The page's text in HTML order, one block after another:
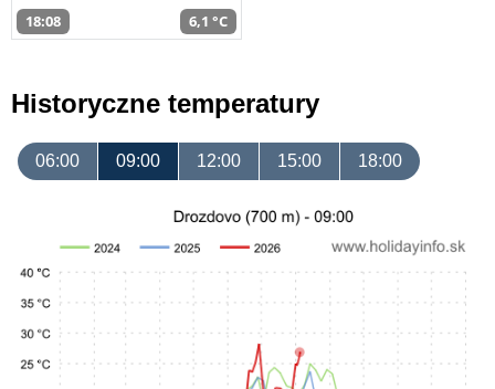
18:08 6,1 °C
Historyczne temperatury
06:00 09:00 12:00 15:00 18:00